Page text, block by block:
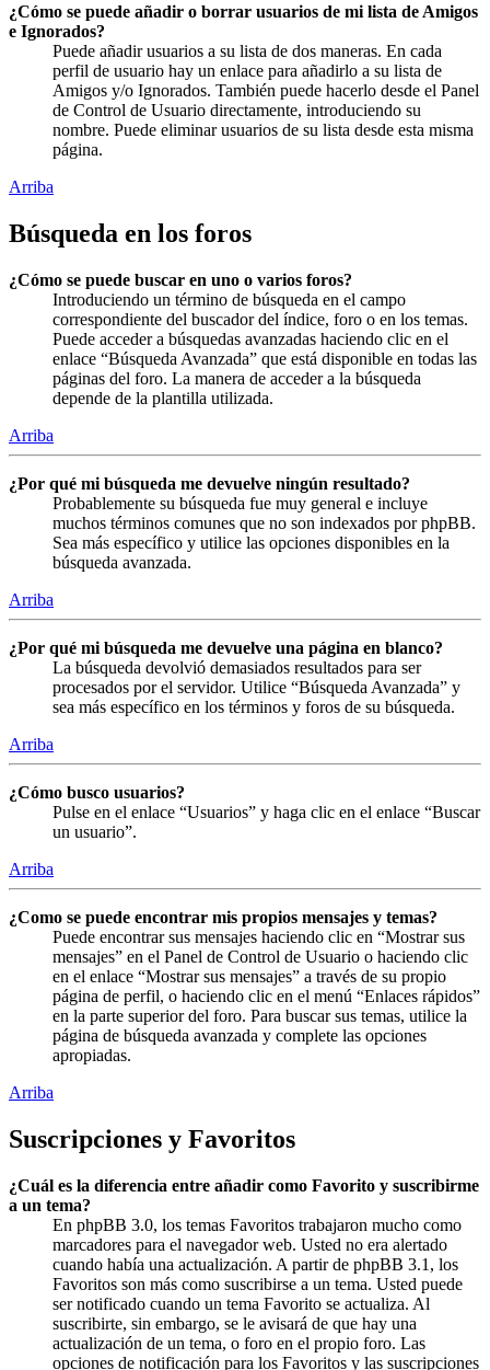
¿Cómo se puede añadir o borrar usuarios de mi lista de Amigos
e Ignorados?
Puede añadir usuarios a su lista de dos maneras. En cada
perfil de usuario hay un enlace para añadirlo a su lista de
Amigos y/o Ignorados. También puede hacerlo desde el Panel
de Control de Usuario directamente, introduciendo su
nombre. Puede eliminar usuarios de su lista desde esta misma
página.
Arriba
Búsqueda en los foros
¿Cómo se puede buscar en uno o varios foros?
Introduciendo un término de búsqueda en el campo
correspondiente del buscador del índice, foro o en los temas.
Puede acceder a búsquedas avanzadas haciendo clic en el
enlace “Búsqueda Avanzada” que está disponible en todas las
páginas del foro. La manera de acceder a la búsqueda
depende de la plantilla utilizada.
Arriba
¿Por qué mi búsqueda me devuelve ningún resultado?
Probablemente su búsqueda fue muy general e incluye
muchos términos comunes que no son indexados por phpBB.
Sea más específico y utilice las opciones disponibles en la
búsqueda avanzada.
Arriba
¿Por qué mi búsqueda me devuelve una página en blanco?
La búsqueda devolvió demasiados resultados para ser
procesados por el servidor. Utilice “Búsqueda Avanzada” y
sea más específico en los términos y foros de su búsqueda.
Arriba
¿Cómo busco usuarios?
Pulse en el enlace “Usuarios” y haga clic en el enlace “Buscar
un usuario”.
Arriba
¿Como se puede encontrar mis propios mensajes y temas?
Puede encontrar sus mensajes haciendo clic en “Mostrar sus
mensajes” en el Panel de Control de Usuario o haciendo clic
en el enlace “Mostrar sus mensajes” a través de su propio
página de perfil, o haciendo clic en el menú “Enlaces rápidos”
en la parte superior del foro. Para buscar sus temas, utilice la
página de búsqueda avanzada y complete las opciones
apropiadas.
Arriba
Suscripciones y Favoritos
¿Cuál es la diferencia entre añadir como Favorito y suscribirme
a un tema?
En phpBB 3.0, los temas Favoritos trabajaron mucho como
marcadores para el navegador web. Usted no era alertado
cuando había una actualización. A partir de phpBB 3.1, los
Favoritos son más como suscribirse a un tema. Usted puede
ser notificado cuando un tema Favorito se actualiza. Al
suscribirte, sin embargo, se le avisará de que hay una
actualización de un tema, o foro en el propio foro. Las
opciones de notificación para los Favoritos y las suscripciones